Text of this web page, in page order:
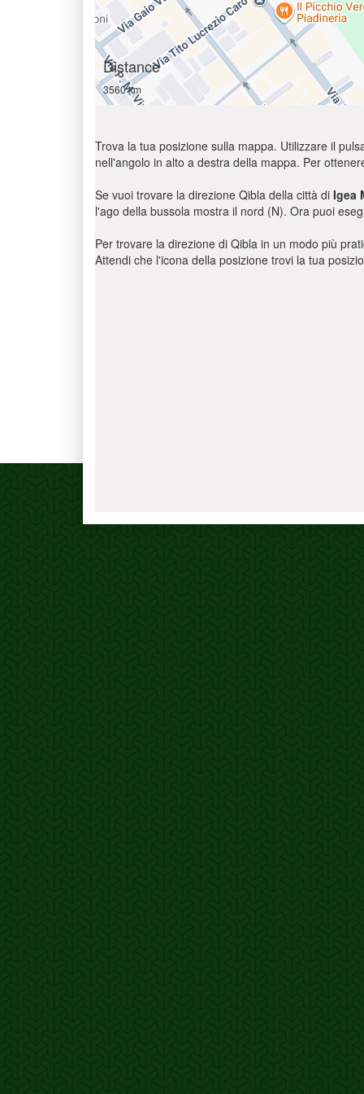
Distance
3560 km
Trova la tua posizione sulla mappa. Utilizzare il
nell'angolo in alto a destra della mappa. Per
Se vuoi trovare la direzione Qibla della città di Igea
l'ago della bussola mostra il nord (N). Ora puoi
Per trovare la direzione di Qibla in un modo più
Attendi che l'icona della posizione trovi la tua